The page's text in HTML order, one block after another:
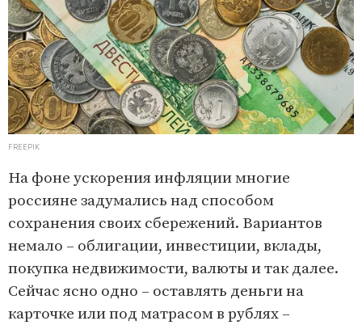
FREEPIK
На фоне ускорения инфляции многие
россияне задумались над способом
сохранения своих сбережений. Вариантов
немало – облигации, инвестиции, вклады,
покупка недвижимости, валюты и так далее.
Сейчас ясно одно – оставлять деньги на
карточке или под матрасом в рублях –